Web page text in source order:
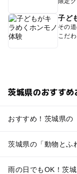
子ど
その
こだ
茨城県のおすすめ
おすすめ！茨城県の
茨城県の「動物とふ
雨の日でもOK！茨